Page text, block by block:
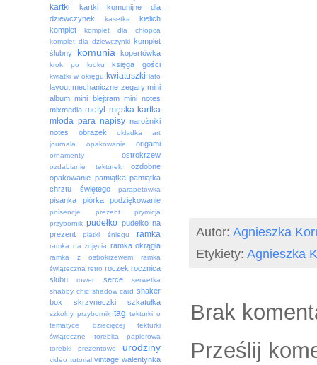
Autor: Agnieszka
Etykiety: Agnieszka
Brak
Prześlij
kartki
kartki komunijne dla
dziewczynek
kasetka
kielich
komplet
komplet dla chłopca
komplet dla dziewczynki komplet
ślubny
komunia kopertówka
krok po kroku księga gości
kwiatki w okręgu kwiatuszki lato
layout mechaniczne zegary mini
album mini blejtram mini notes
mixmedia motyl męska kartka
młoda para napisy narożniki
notes
obrazek
okładka art
journala
opakowanie origami
ornamenty ostrokrzew
ozdabianie tekturek
ozdobne
opakowanie pamiątka pamiątka
chrztu świętego
parapetówka
pisanka piórka podziękowanie
poisencje prezent
prymicja
przybornik pudełko pudełko na
prezent
płatki śniegu ramka
ramka na zdjęcia ramka okrągła
ramka z ostrokrzewem
ramka
świąteczna retro roczek rocznica
ślubu
rower serce
serwetka
shabby chic shadow card shaker
box
skrzyneczki szkatułka
szkolny przybornik tag tekturki o
tematyce dziecięcej
tekturki
świąteczne
torebka papierowa
torebki prezentowe
urodziny
video tutorial vintage walentynka